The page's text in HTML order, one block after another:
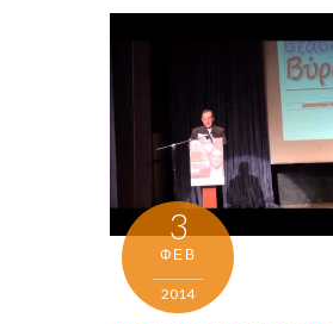
3
ΦΕΒ
2014